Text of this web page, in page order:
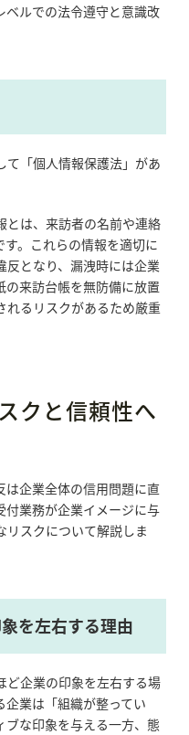
ベルでの法令遵守と意識改
て「個人情報保護法」があ
とは、来訪者の名前や連絡
。これらの情報を適切に
となり、漏洩時には企業
の来訪台帳を無防備に放置
れるリスクがあるため厳重
クと信頼性へ
は企業全体の信用問題に直
付業務が企業イメージに与
リスクについて解説しま
を左右する理由
ど企業の印象を左右する場
業は「組織が整ってい
ブな印象を与える一方、態